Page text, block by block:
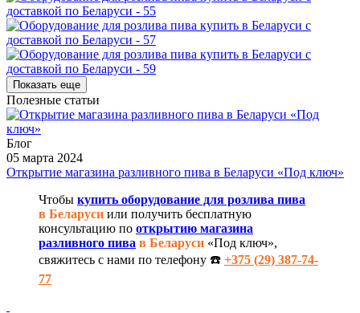
Показать еще
Полезные статьи
Блог
05 марта 2024
Открытие магазина разливного пива в Беларуси «Под ключ»
Чтобы купить оборудование для розлива пива
в Беларуси или получить бесплатную
консультацию по открытию магазина
разливного пива в Беларуси «Под ключ»,
свяжитесь с нами по телефону ☎️ +375 (29) 387-74-
77